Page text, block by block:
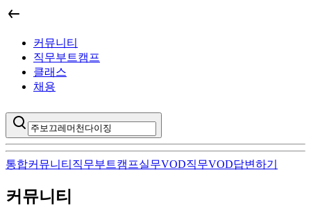
커뮤니티
직무부트캠프
클래스
채용
통합커뮤니티 직무부트캠프실무VOD직무VOD답변하기
주보끄레머천다이징
커뮤니티